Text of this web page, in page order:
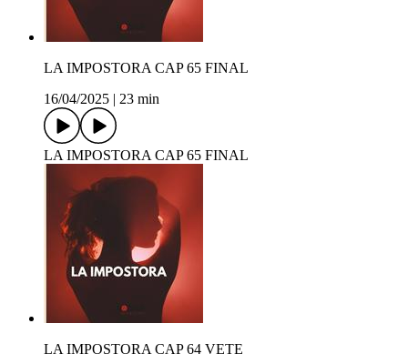
LA IMPOSTORA CAP 65 FINAL
16/04/2025
23 min
LA IMPOSTORA CAP 65 FINAL
LA IMPOSTORA CAP 64 VETE